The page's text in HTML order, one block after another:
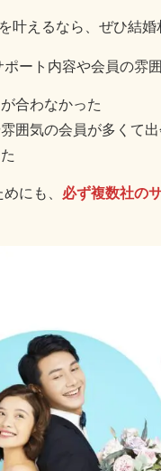
叶えるなら、ぜひ結婚
ート内容や会員の雰囲
合わなかった
囲気の会員が多くて
にも、 必ず複数社の